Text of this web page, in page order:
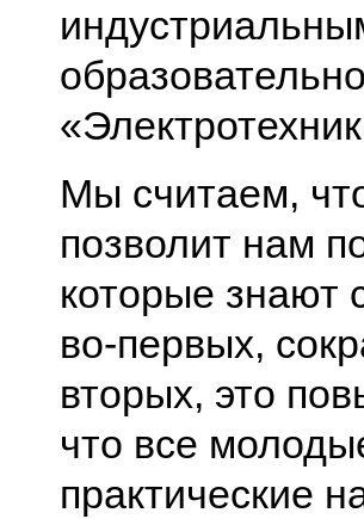
Мы считаем,
позволит нам
которые знают
во-первых,
вторых, это
что все
практические